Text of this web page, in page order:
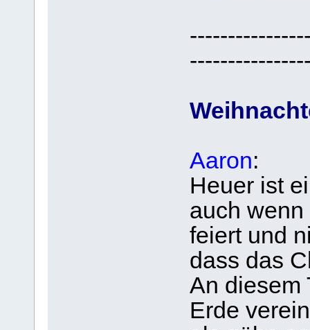
Aaron:
Heuer ist
auch
feiert und
dass das
An diesem
Erde